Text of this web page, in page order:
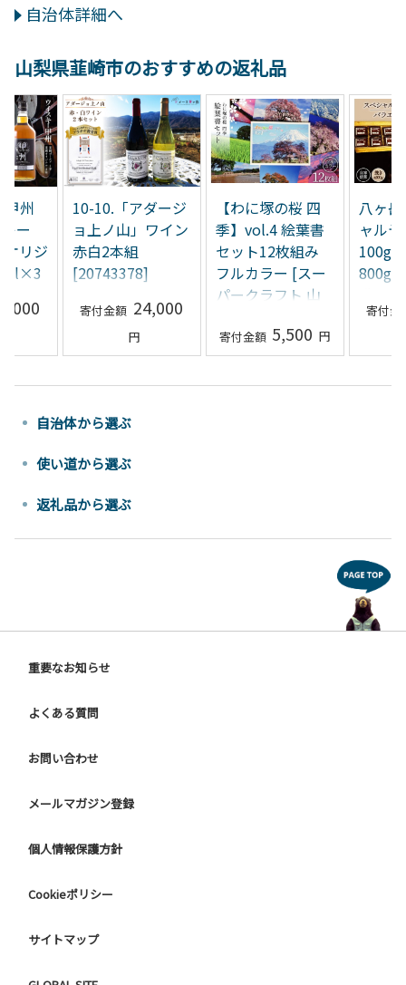
自治体詳細へ
山梨県韮崎市のおすすめの返礼品
甲州
ー
リジ
10-10.「アダージ
ョ上ノ山」ワイン
赤白2本組
[20743378]
24,000
【わに塚の桜 四
季】vol.4 絵葉書
セット12枚組み
フルカラー [スー
パークラフト 山
20741893]5,500
八ヶ
ャル
800g
自治体から選ぶ
使い道から選ぶ
返礼品から選ぶ
重要なお知らせ
よくある質問
お問い合わせ
メールマガジン登録
個人情報保護方針
Cookieポリシー
サイトマップ